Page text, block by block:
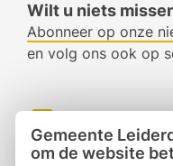
Gemeente
om de website
Wilt u niets
Abonneer op onze
en volg ons ook op
RSS